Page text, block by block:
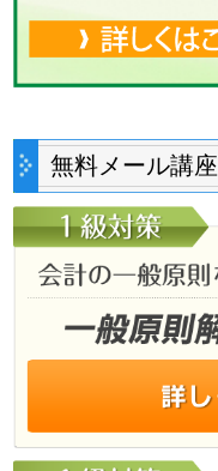
無料メール講座